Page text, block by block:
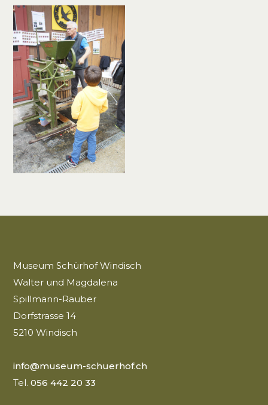
Museum Schürhof Windisch
Walter und Magdalena
Spillmann-Rauber
Dorfstrasse 14
5210 Windisch
info@museum-schuerhof.ch
Tel.056 442 20 33